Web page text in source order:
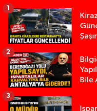
1
Bile
2
3